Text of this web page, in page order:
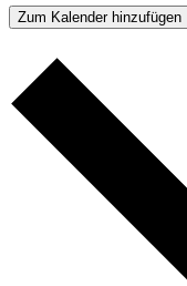
Zum Kalender hinzufügen